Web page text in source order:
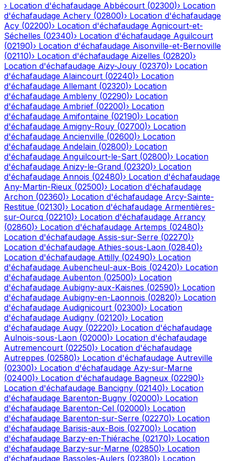
› Location d'échafaudage Abbécourt (02300)› Location
d'échafaudage Achery (02800)› Location d'échafaudage
Acy (02200)› Location d'échafaudage Agnicourt-et-
Séchelles (02340)› Location d'échafaudage Aguilcourt
(02190)› Location d'échafaudage Aisonville-et-Bernoville
(02110)› Location d'échafaudage Aizelles (02820)›
Location d'échafaudage Aizy-Jouy (02370)› Location
d'échafaudage Alaincourt (02240)› Location
d'échafaudage Allemant (02320)› Location
d'échafaudage Ambleny (02290)› Location
d'échafaudage Ambrief (02200)› Location
d'échafaudage Amifontaine (02190)› Location
d'échafaudage Amigny-Rouy (02700)› Location
d'échafaudage Ancienville (02600)› Location
d'échafaudage Andelain (02800)› Location
d'échafaudage Anguilcourt-le-Sart (02800)› Location
d'échafaudage Anizy-le-Grand (02320)› Location
d'échafaudage Annois (02480)› Location d'échafaudage
Any-Martin-Rieux (02500)› Location d'échafaudage
Archon (02360)› Location d'échafaudage Arcy-Sainte-
Restitue (02130)› Location d'échafaudage Armentières-
sur-Ourcq (02210)› Location d'échafaudage Arrancy
(02860)› Location d'échafaudage Artemps (02480)›
Location d'échafaudage Assis-sur-Serre (02270)›
Location d'échafaudage Athies-sous-Laon (02840)›
Location d'échafaudage Attilly (02490)› Location
d'échafaudage Aubencheul-aux-Bois (02420)› Location
d'échafaudage Aubenton (02500)› Location
d'échafaudage Aubigny-aux-Kaisnes (02590)› Location
d'échafaudage Aubigny-en-Laonnois (02820)› Location
d'échafaudage Audignicourt (02300)› Location
d'échafaudage Audigny (02120)› Location
d'échafaudage Augy (02220)› Location d'échafaudage
Aulnois-sous-Laon (02000)› Location d'échafaudage
Autremencourt (02250)› Location d'échafaudage
Autreppes (02580)› Location d'échafaudage Autreville
(02300)› Location d'échafaudage Azy-sur-Marne
(02400)› Location d'échafaudage Bagneux (02290)›
Location d'échafaudage Bancigny (02140)› Location
d'échafaudage Barenton-Bugny (02000)› Location
d'échafaudage Barenton-Cel (02000)› Location
d'échafaudage Barenton-sur-Serre (02270)› Location
d'échafaudage Barisis-aux-Bois (02700)› Location
d'échafaudage Barzy-en-Thiérache (02170)› Location
d'échafaudage Barzy-sur-Marne (02850)› Location
d'échafaudage Bassoles-Aulers (02380)› Location